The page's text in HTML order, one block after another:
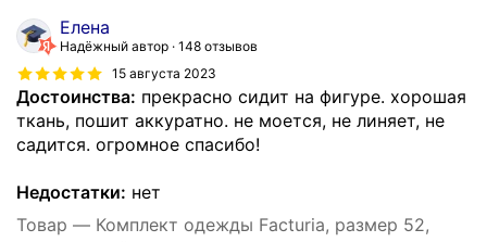
Елена
Надёжный автор 148 отзывов
15 августа 2023
Достоинства: прекрасно сидит на фигуре. хорошая
ткань, пошит аккуратно. не моется, не линяет, не
садится. огромное спасибо!
Недостатки: нет
Товар — Комплект одежды Facturia, размер 52,